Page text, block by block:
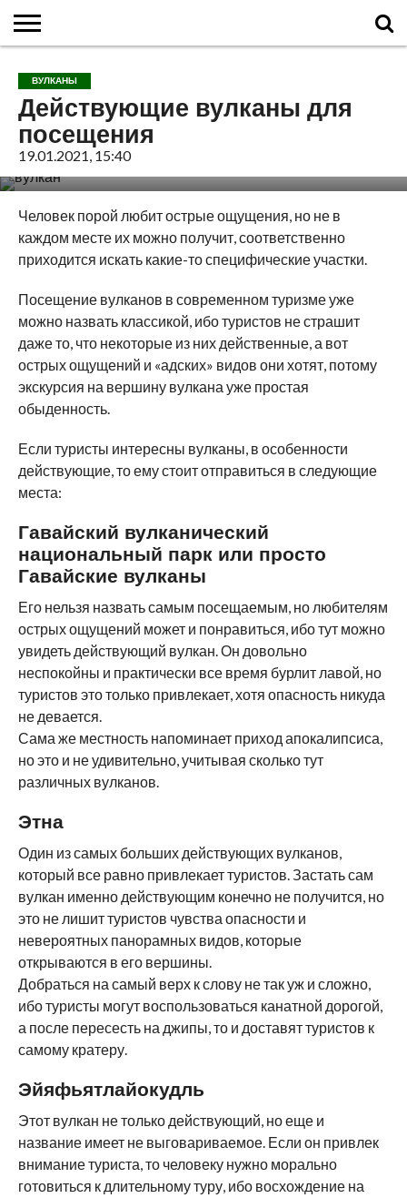
О
ВУЛКАНАХ
ВУЛКАНЫ
МИРА
КАЛЬДЕРЫ
НОВОСТИ
ФАКТЫ
ИСТОРИЯ
МОНИТОРИНГ
ВИДЕО
ТУРИСТАМ
О
САЙТЕ
КАРТА
САЙТА
КОНТАКТЫ
ВУЛКАНЫ
Действующие вулканы для
посещения
19.01.2021, 15:40
Человек порой любит острые ощущения, но не в
каждом месте их можно получит, соответственно
приходится искать какие-то специфические участки.
Посещение вулканов в современном туризме уже
можно назвать классикой, ибо туристов не страшит
даже то, что некоторые из них действенные, а вот
острых ощущений и «адских» видов они хотят, потому
экскурсия на вершину вулкана уже простая
обыденность.
Если туристы интересны вулканы, в особенности
действующие, то ему стоит отправиться в следующие
места:
Гавайский вулканический
национальный парк или просто
Гавайские вулканы
Его нельзя назвать самым посещаемым, но любителям
острых ощущений может и понравиться, ибо тут можно
увидеть действующий вулкан. Он довольно
неспокойны и практически все время бурлит лавой, но
туристов это только привлекает, хотя опасность никуда
не девается.
Сама же местность напоминает приход апокалипсиса,
но это и не удивительно, учитывая сколько тут
различных вулканов.
Этна
Один из самых больших действующих вулканов,
который все равно привлекает туристов. Застать сам
вулкан именно действующим конечно не получится, но
это не лишит туристов чувства опасности и
невероятных панорамных видов, которые
открываются в его вершины.
Добраться на самый верх к слову не так уж и сложно,
ибо туристы могут воспользоваться канатной дорогой,
а после пересесть на джипы, то и доставят туристов к
самому кратеру.
Эйяфьятлайокудль
Этот вулкан не только действующий, но еще и
название имеет не выговариваемое. Если он привлек
внимание туриста, то человеку нужно морально
готовиться к длительному туру, ибо восхождение на